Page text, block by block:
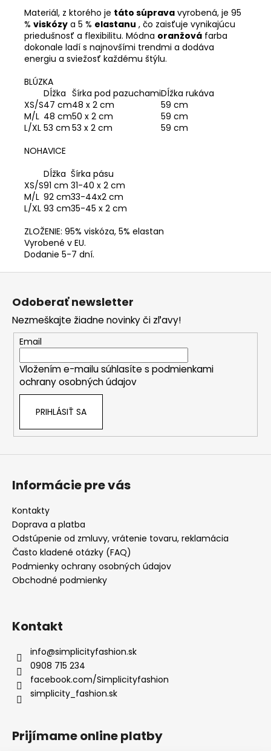
Materiál, z ktorého je táto súprava vyrobená, je 95
% viskózy a 5 % elastanu , čo zaisťuje vynikajúcu
priedušnosť a flexibilitu. Módna oranžová farba
dokonale ladí s najnovšími trendmi a dodáva
energiu a sviežosť každému štýlu.
BLÚZKA
Dĺžka Šírka pod pazuchamiDĺžka rukáva
XS/S47 cm48 x 2 cm
59 cm
M/L 48 cm50 x 2 cm
59 cm
L/XL 53 cm 53 x 2 cm
59 cm
NOHAVICE
Dĺžka Šírka pásu
XS/S91 cm 31-40 x 2 cm
M/L 92 cm33-44x2 cm
L/XL 93 cm35-45 x 2 cm
ZLOŽENIE: 95% viskóza, 5% elastan
Vyrobené v EU.
Dodanie 5-7 dní.
Odoberať newsletter
Nezmeškajte žiadne novinky či zľavy!
Email
Vložením e-mailu súhlasíte s podmienkami
ochrany osobných údajov
PRIHLÁSIŤ SA
Informácie pre vás
Kontakty
Doprava a platba
Odstúpenie od zmluvy, vrátenie tovaru, reklamácia
Často kladené otázky (FAQ)
Podmienky ochrany osobných údajov
Obchodné podmienky
Kontakt
info@simplicityfashion.sk
0908 715 234
facebook.com/Simplicityfashion
simplicity_fashion.sk
Prijímame online platby